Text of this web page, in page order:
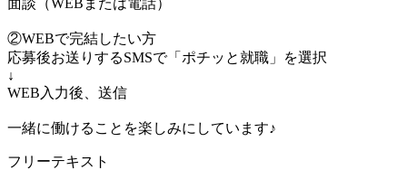
②WEBで完結したい方
応募後お送りするSMSで「ポチッと就職」を選択
↓
WEB入力後、送信
一緒に働けることを楽しみにしています♪
フリーテキスト